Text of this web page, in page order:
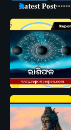
Latest Post